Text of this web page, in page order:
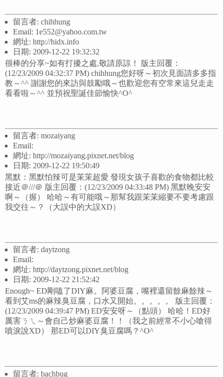
留言者: chihhung
Email: 1e552@yahoo.com.tw
網址: http://hidx.info
日期: 2009-12-22 19:32:32
很棒的分享~如有打擾之處,敬請原諒！ 版主回覆：
(12/23/2009 04:32:37 PM) chihhung您好呀～初次見面請多多指
教～^^ 謝謝您的來訪與鼓勵哦～也歡迎您有空常來這兒走走
看看啦～^^ 並預祝聖誕佳節愉快^O^
留言者: mozaiyang
Email:
網址: http://mozaiyang.pixnet.net/blog
日期: 2009-12-22 19:50:49
黑默：黑默怕辣可是茉茉超愛 發現女孩子喜歡的食物都比較
接近＠///＠ 版主回覆：(12/23/2009 04:33:48 PM) 黑默晚安安
啊～（握） 哈哈～有可能哦～那幫我跟茉茉縮要不要考慮跟
我交往～？（大誤中的大誤XD）
留言者: daytzong
Email:
網址: http://daytzong.pixnet.net/blog
日期: 2009-12-22 21:52:42
Enough~ ED剛嗑了DIY麻。阿婆豆腐，嘴裡還留餘麻餘辣～
看到艾ms的麻辣臭豆腐，口水又開始。。。。。 版主回覆：
(12/23/2009 04:39:47 PM) ED安安呀～（點頭） 哈哈！ED好
厲害ㄋㄟ～會自己炒麻婆豆腐！！（我之前經常不小心嗆得
噴淚說XD） 那ED可以DIY臭豆腐嗎？^O^
留言者: bachbug